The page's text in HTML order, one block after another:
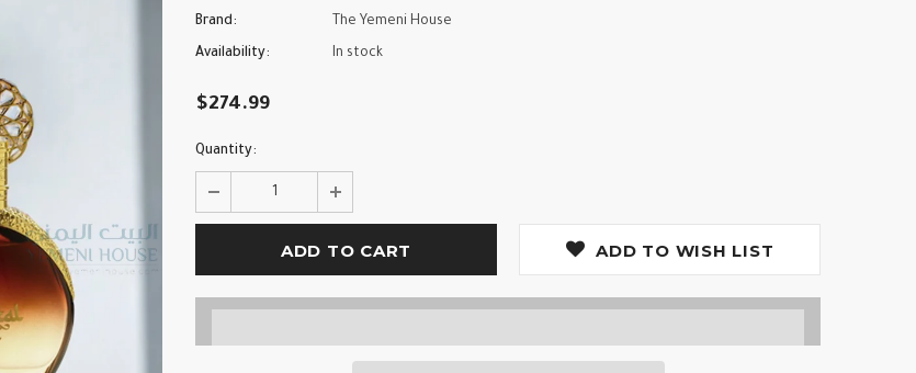
Brand: The Yemeni House
Availability: In stock
$274.99
Quantity:
ADD TO WISH LIST